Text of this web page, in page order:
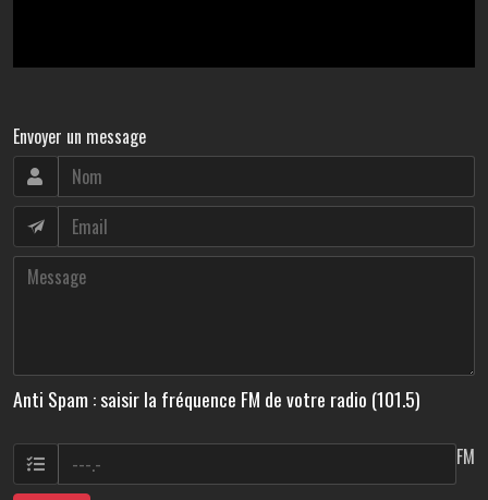
Envoyer un message
Anti Spam : saisir la fréquence FM de votre radio (101.5)
FM